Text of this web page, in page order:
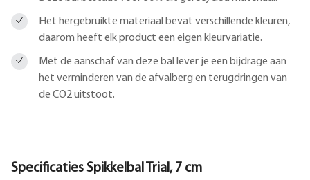
Het hergebruikte materiaal bevat verschillende kleuren,
daarom heeft elk product een eigen kleurvariatie.
Met de aanschaf van deze bal lever je een bijdrage aan
het verminderen van de afvalberg en terugdringen van
de CO2 uitstoot.
Specificaties Spikkelbal Trial, 7 cm